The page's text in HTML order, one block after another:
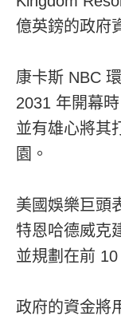
億英鎊的政府
康卡斯 NBC
2031 年開幕
並有雄心將其
園。
美國娛樂巨頭
特恩哈德威克
並規劃在前
政府的資金將